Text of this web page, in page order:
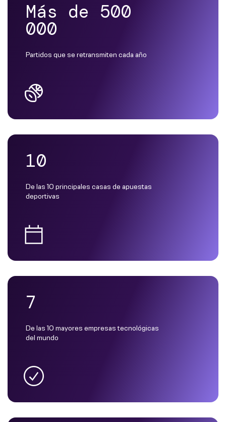
Más de 500
000
Partidos que se retransmiten cada año
10
De las 10 principales casas de apuestas
deportivas
7
De las 10 mayores empresas tecnológicas
del mundo